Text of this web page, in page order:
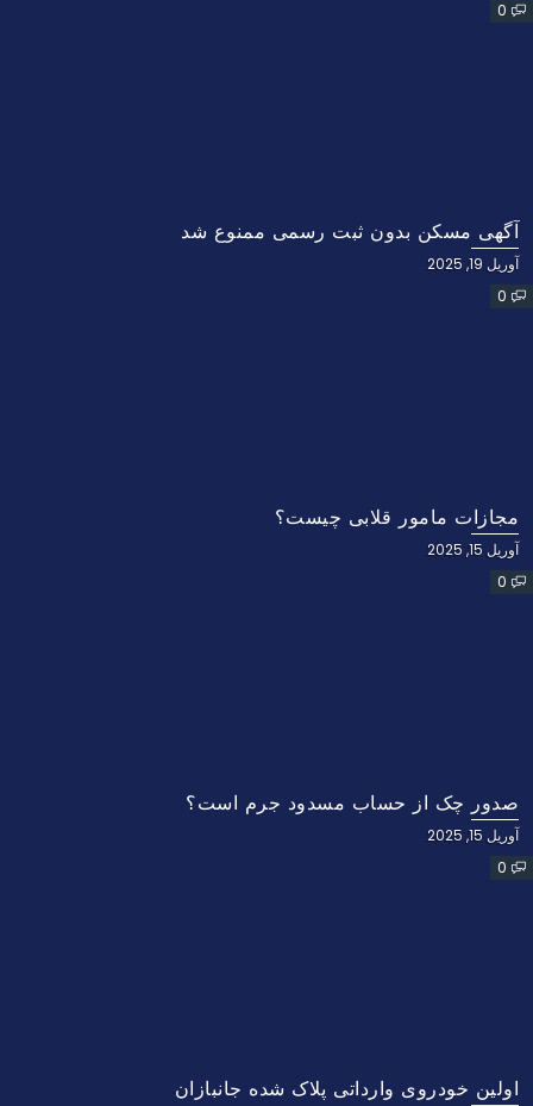
0
آگهی مسکن بدون ثبت رسمی ممنوع شد
آوریل 19, 2025
0
مجازات مامور قلابی چیست؟
آوریل 15, 2025
0
صدور چک از حساب مسدود جرم است؟
آوریل 15, 2025
0
اولین خودروی وارداتی پلاک شده جانبازان